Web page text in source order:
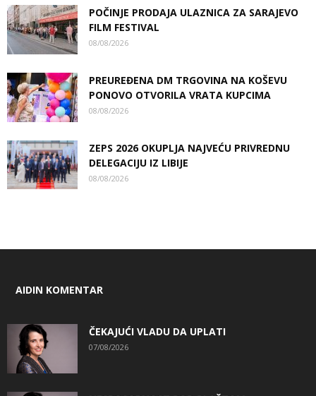
POČINJE PRODAJA ULAZNICA ZA SARAJEVO
FILM FESTIVAL
08/08/2026
PREUREĐENA DM TRGOVINA NA KOŠEVU
PONOVO OTVORILA VRATA KUPCIMA
08/08/2026
ZEPS 2026 OKUPLJA NAJVEĆU PRIVREDNU
DELEGACIJU IZ LIBIJE
08/08/2026
AIDIN KOMENTAR
ČEKAJUĆI VLADU DA UPLATI
07/08/2026